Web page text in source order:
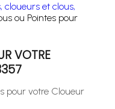
cloueurs et clous,
ou Pointes pour
VOTRE
pour votre Cloueur